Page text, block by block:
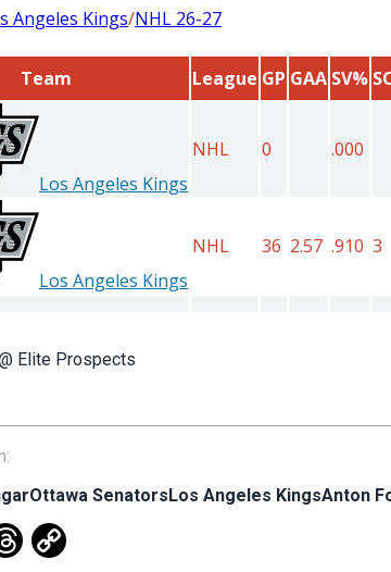
Elite Prospects
Ottawa Senators Los Angeles KingsAnton